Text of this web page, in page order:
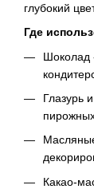
глубокий
Где
Шоколад
Глазурь
Какао-